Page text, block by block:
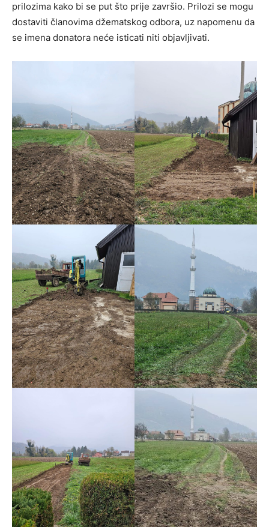
prilozima kako bi se put što prije završio. Prilozi se mogu
dostaviti članovima džematskog odbora, uz napomenu da
se imena donatora neće isticati niti objavljivati.